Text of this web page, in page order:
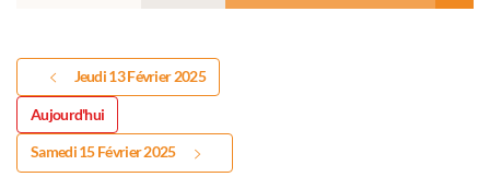
Jeudi 13 Février 2025
Aujourd'hui
Samedi 15 Février 2025